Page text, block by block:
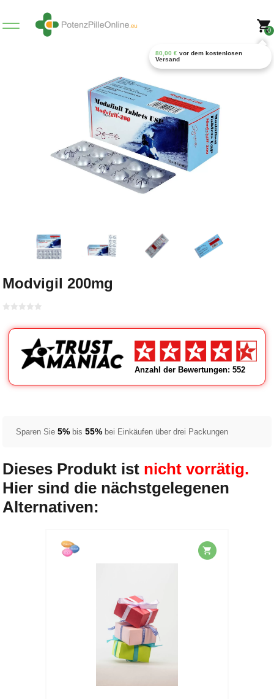
0
80,00 € vor dem kostenlosen
Versand
Modvigil 200mg
mitvon 5
Anzahl der Bewertungen: 552
Sparen Sie5% bis55% bei Einkäufen über drei Packungen
Dieses Produkt ist nicht vorrätig.
Hier sind die nächstgelegenen
Alternativen: